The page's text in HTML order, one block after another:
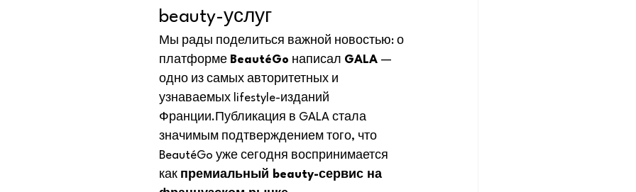
beauty-услуг
Мы рады поделиться важной новостью: о
платформе BeautéGo написал GALA —
одно из самых авторитетных и
узнаваемых lifestyle-изданий
Франции.Публикация в GALA стала
значимым подтверждением того, что
BeautéGo уже сегодня воспринимается
как премиальный beauty-сервис на